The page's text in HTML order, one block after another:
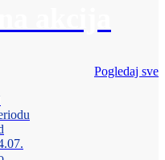
Pogledaj sve